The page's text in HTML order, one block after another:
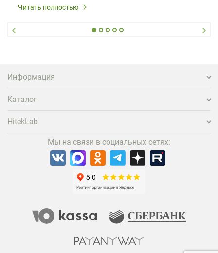
шале понимают, что конкуренция растет, и
вернуться и поделиться впечатлениями в соцсетях,
проектора.
Читать полностью
Информация
Каталог
HitekLab
Мы на связи в социальных сетях: